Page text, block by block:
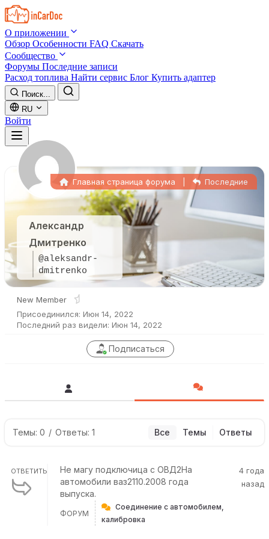
Skip to main content
О приложении
Обзор Особенности FAQ Скачать
Сообщество
Форумы Последние записи
Расход топлива Найти сервис Блог Купить адаптер
Поиск...
RU
Войти
Александр
Дмитренко
@aleksandr-
dmitrenko
Главная страница форума Последние
New Member
Присоединился: Июн 14, 2022
Последний раз видели: Июн 14, 2022
Подписаться
Темы: 0 / Ответы: 1 Все Темы Ответы
ОТВЕТИТЬ
Не магу подключица с ОВД2На
автомобили ваз2110.2008 года
выпуска.
4 года
назад
ФОРУМ
Соединение с автомобилем,
калибровка